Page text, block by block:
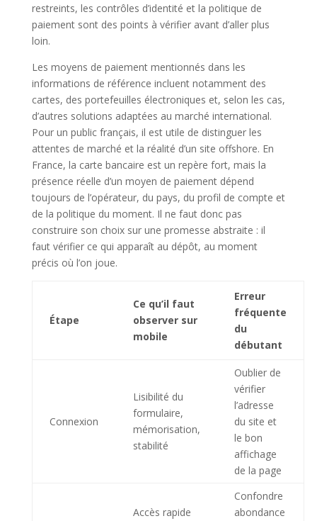
restreints, les contrôles d’identité et la politique de
paiement sont des points à vérifier avant d’aller plus
loin.
Les moyens de paiement mentionnés dans les
informations de référence incluent notamment des
cartes, des portefeuilles électroniques et, selon les cas,
d’autres solutions adaptées au marché international.
Pour un public français, il est utile de distinguer les
attentes de marché et la réalité d’un site offshore. En
France, la carte bancaire est un repère fort, mais la
présence réelle d’un moyen de paiement dépend
toujours de l’opérateur, du pays, du profil de compte et
de la politique du moment. Il ne faut donc pas
construire son choix sur une promesse abstraite : il
faut vérifier ce qui apparaît au dépôt, au moment
précis où l’on joue.
Étape
Ce qu’il faut
observer sur
mobile
Erreur
fréquente
du
débutant
Connexion
Lisibilité du
formulaire,
mémorisation,
stabilité
Oublier de
vérifier
l’adresse
du site et
le bon
affichage
de la page
Accès rapide
Confondre
abondance